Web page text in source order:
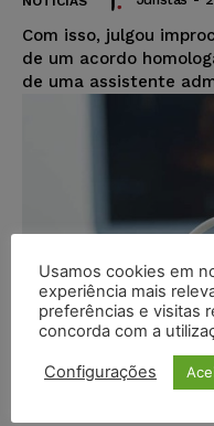
Com isso, julgou
de um acordo
de uma assistente
Usamos cookies em
experiência mais
preferências e visitas
concorda com a
Configurações